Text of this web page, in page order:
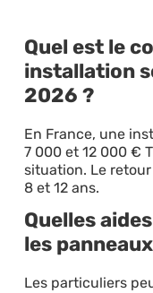
Quel est le
installation
2026 ?
En France, une
7 000 et 12 000 €
situation. Le
8 et 12 ans.
Quelles
les
Les particuliers